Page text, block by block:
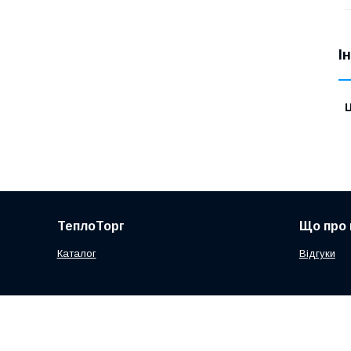
ТеплоТорг
Каталог
Що про
Відгуки